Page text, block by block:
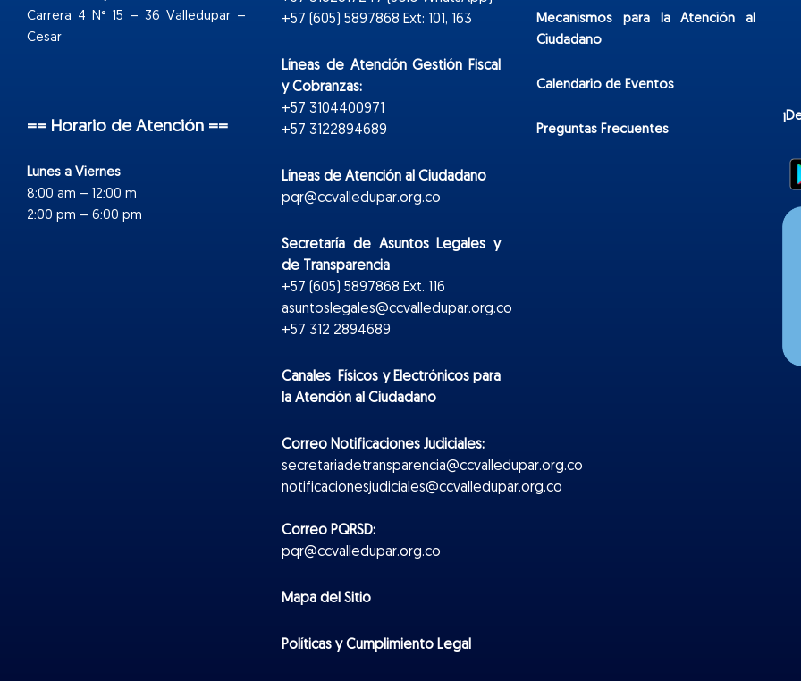
Carrera 4 N° 15 – 36 Valledupar –
Cesar
== Horario de Atención ==
Lunes a Viernes
8:00 am – 12:00 m
2:00 pm – 6:00 pm
+57 (605) 5897868 Ext: 101, 163
Líneas de Atención Gestión Fiscal
y Cobranzas:
+57 3104400971
+57 3122894689
Líneas de Atención al Ciudadano
pqr@ccvalledupar.org.co
Secretaría de Asuntos Legales y
de Transparencia
+57 (605) 5897868 Ext. 116
asuntoslegales@ccvalledupar.org.co
+57 312 2894689
Canales Físicos yElectrónicospara
la Atención al Ciudadano
Correo Notificaciones Judiciales:
secretariadetransparencia@ccvalledupar.org.co
notificacionesjudiciales@ccvalledupar.org.co
Correo PQRSD:
pqr@ccvalledupar.org.co
Mapa del Sitio
Políticas y Cumplimiento Legal
Mecanismos para la Atención al
Ciudadano
Calendario de Eventos
Preguntas Frecuentes